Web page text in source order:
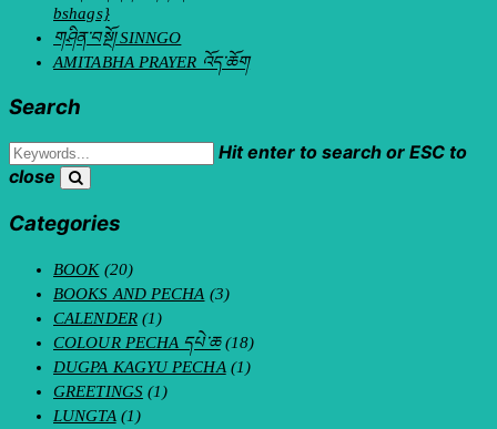
bshags}
གཤིན་བསྔོ། SINNGO
AMITABHA PRAYER འོད་ཆོག
Search
Hit enter to search or ESC to
close
Categories
BOOK(20)
BOOKS AND PECHA (3)
CALENDER(1)
COLOUR PECHA དཔེ་ཆ(18)
DUGPA KAGYU PECHA (1)
GREETINGS(1)
LUNGTA (1)